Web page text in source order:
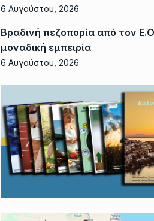
6 Αυγούστου, 2026
Βραδινή πεζοπορία από τον
μοναδική εμπειρία
6 Αυγούστου, 2026